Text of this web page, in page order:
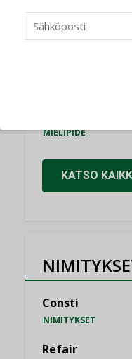
Miten
MIELIPIDE
KATSO KAIKKI
Consti
NIMITYKSET
Refair